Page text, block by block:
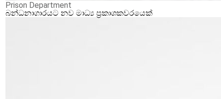
Prison Department
බන්ධනාගාරයට නව මාධ්‍ය ප්‍රකාශකවරයෙක්